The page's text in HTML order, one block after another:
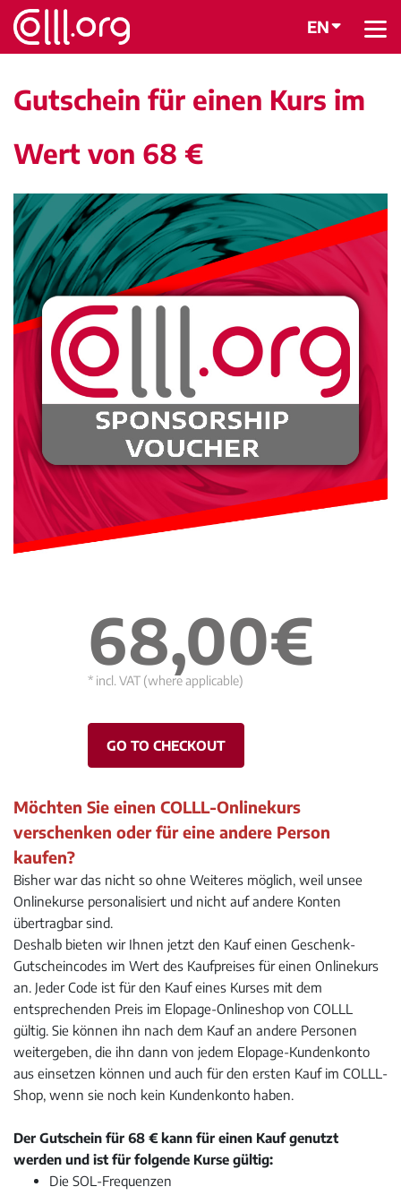
EN
BACK
Gutschein für einen Kurs im
Wert von 68 €
68,00€
* incl. VAT (where applicable)
GO TO CHECKOUT
Möchten Sie einen COLLL-Onlinekurs
verschenken oder für eine andere Person
kaufen?
Bisher war das nicht so ohne Weiteres möglich, weil unsee
Onlinekurse personalisiert und nicht auf andere Konten
übertragbar sind.
Deshalb bieten wir Ihnen jetzt den Kauf einen Geschenk-
Gutscheincodes im Wert des Kaufpreises für einen Onlinekurs
an. Jeder Code ist für den Kauf eines Kurses mit dem
entsprechenden Preis im Elopage-Onlineshop von COLLL
gültig. Sie können ihn nach dem Kauf an andere Personen
weitergeben, die ihn dann von jedem Elopage-Kundenkonto
aus einsetzen können und auch für den ersten Kauf im COLLL-
Shop, wenn sie noch kein Kundenkonto haben.
Der Gutschein für 68 € kann für einen Kauf genutzt
werden und ist für folgende Kurse gültig:
Die SOL-Frequenzen